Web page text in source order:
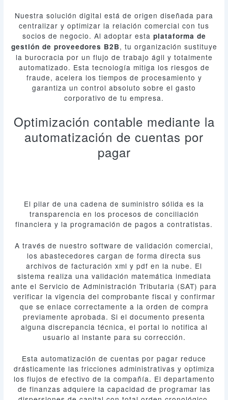
Nuestra solución digital está de origen diseñada para
centralizar y optimizar la relación comercial con tus
socios de negocio. Al adoptar esta plataforma de
gestión de proveedores B2B, tu organización sustituye
la burocracia por un flujo de trabajo ágil y totalmente
automatizado. Esta tecnología mitiga los riesgos de
fraude, acelera los tiempos de procesamiento y
garantiza un control absoluto sobre el gasto
corporativo de tu empresa.
Optimización contable mediante la
automatización de cuentas por
pagar
El pilar de una cadena de suministro sólida es la
transparencia en los procesos de conciliación
financiera y la programación de pagos a contratistas.
A través de nuestro software de validación comercial,
los abastecedores cargan de forma directa sus
archivos de facturación xml y pdf en la nube. El
sistema realiza una validación matemática inmediata
ante el Servicio de Administración Tributaria (SAT) para
verificar la vigencia del comprobante fiscal y confirmar
que se enlace correctamente a la orden de compra
previamente aprobada. Si el documento presenta
alguna discrepancia técnica, el portal lo notifica al
usuario al instante para su corrección.
Esta automatización de cuentas por pagar reduce
drásticamente las fricciones administrativas y optimiza
los flujos de efectivo de la compañía. El departamento
de finanzas adquiere la capacidad de programar las